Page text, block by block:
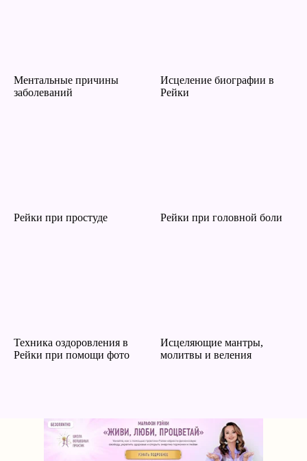
Ментальные причины
заболеваний
Исцеление биографии в
Рейки
Рейки при простуде Рейки при головной боли
Техника оздоровления в
Рейки при помощи фото
Исцеляющие мантры,
молитвы и веления